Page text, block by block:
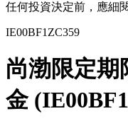
任何投資決定前，應細
IE00BF1ZC359
尚渤限定期
金 (